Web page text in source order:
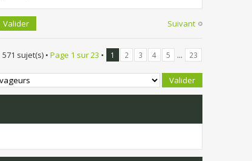
Suivant
571 sujet(s) • Page 1 sur23 • 1 2 3 4 5 ... 23